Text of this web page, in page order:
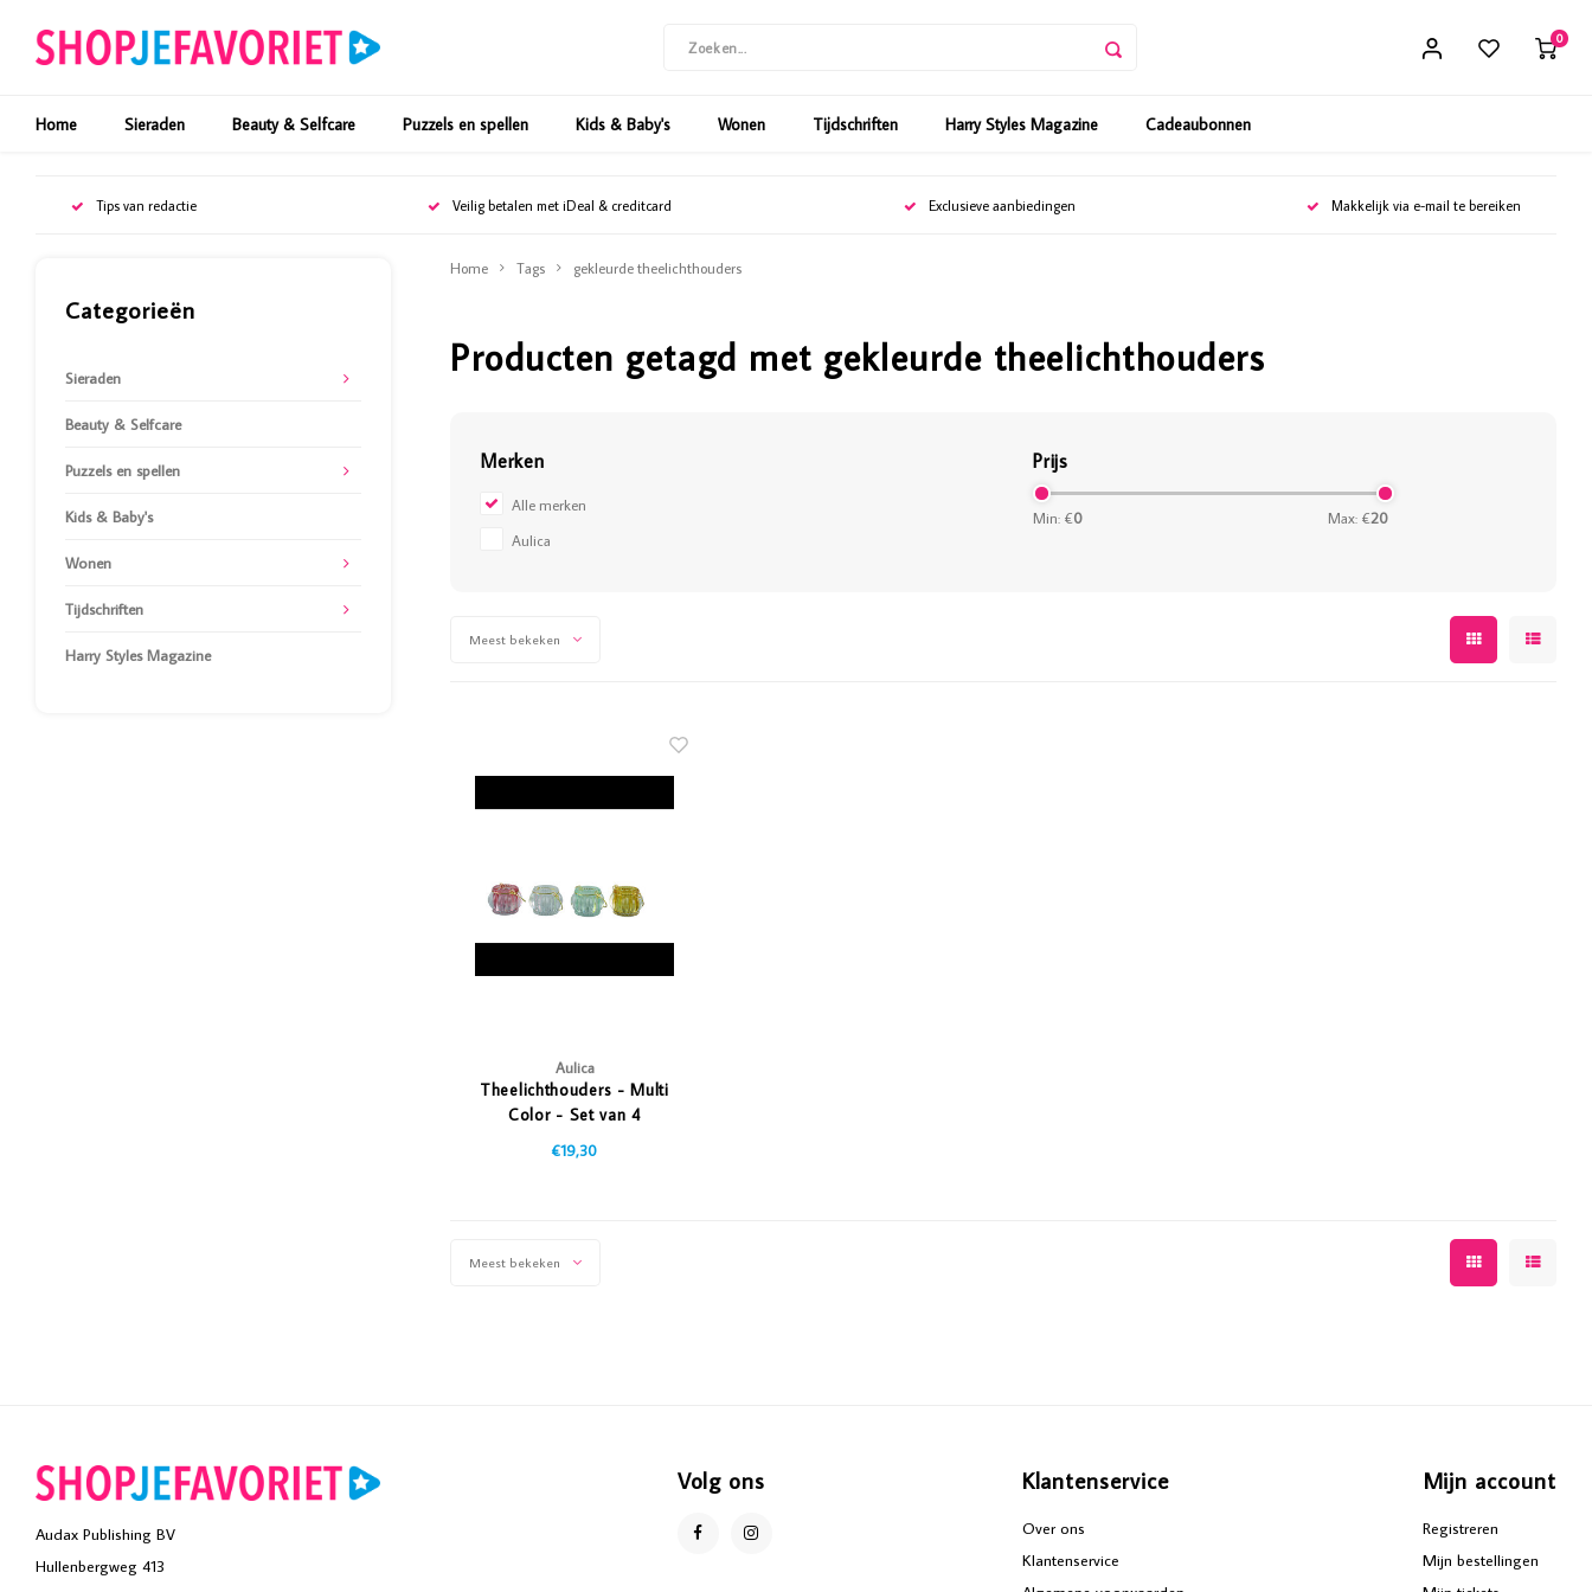
0
Home Sieraden Beauty & Selfcare Puzzels en spellen Kids & Baby's Wonen Tijdschriften Harry Styles Magazine Cadeaubonnen
Tips van redactie Veilig betalen met iDeal & creditcard Exclusieve aanbiedingen Makkelijk via e-mail te bereiken
Categorieën
Sieraden
Beauty & Selfcare
Puzzels en spellen
Kids & Baby's
Wonen
Tijdschriften
Harry Styles Magazine
Home Tags gekleurde theelichthouders
Producten getagd met gekleurde theelichthouders
Merken
Alle merken
Aulica
Prijs
Min: €0 Max: €20
Meest bekeken
Aulica
Theelichthouders - Multi
Color - Set van 4
€19,30
Meest bekeken
Audax Publishing BV
Hullenbergweg 413
Volg ons Klantenservice
Over ons
Klantenservice
Mijn account
Registreren
Mijn bestellingen